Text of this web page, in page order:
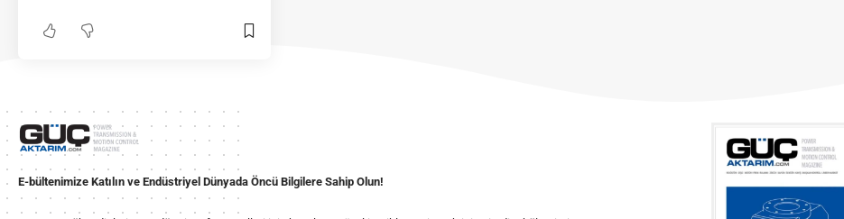
E-bültenimize Katılın ve Endüstriyel Dünyada Öncü Bilgilere Sahip Olun!